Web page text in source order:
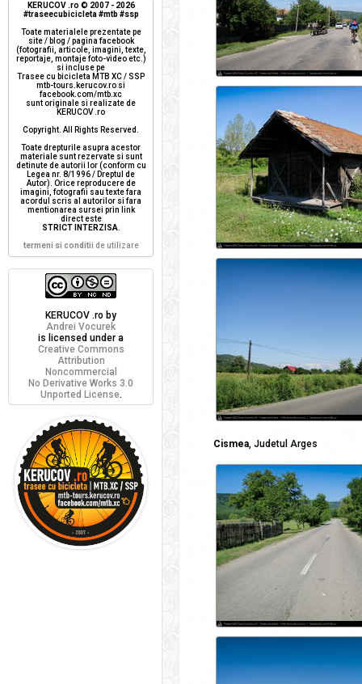
Cismea, Judetul Arges
KERUCOV .ro © 2007 - 2026
#traseecubicicleta #mtb #ssp
Toate materialele prezentate pe
site / blog / pagina facebook
(fotografii, articole, imagini, texte,
reportaje, montaje foto-video etc.)
si incluse pe
Trasee cu bicicleta MTB XC / SSP
mtb-tours.kerucov.ro si
facebook.com/mtb.xc
sunt originale si realizate de
KERUCOV .ro
Copyright. All Rights Reserved.
Toate drepturile asupra acestor
materiale sunt rezervate si sunt
detinute de autorii lor (conform cu
Legea nr. 8/1996 / Dreptul de
Autor). Orice reproducere de
imagini, fotografii sau texte fara
acordul scris al autorilor si fara
mentionarea sursei prin link
direct este
STRICT INTERZISA.
termeni si conditii de utilizare
KERUCOV .ro by
Andrei Vocurek
is licensed under a
Creative Commons
Attribution
Noncommercial
No Derivative Works 3.0
Unported License.